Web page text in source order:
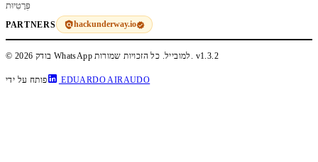
פְּרָטִיוּת
PARTNERS hackunderway.io
© 2026 בודק WhatsApp למובייל. כל הזכויות שמורות. v1.3.2
פותח על ידי EDUARDO AIRAUDO